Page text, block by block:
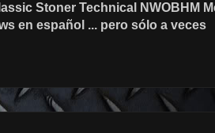
Stoner Technical NWOBHM
en español ... pero sólo a veces